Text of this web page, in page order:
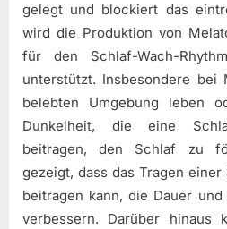
gelegt und blockiert das
wird die Produktion von
für den Schlaf-Wach-
unterstützt. Insbesondere
belebten Umgebung leben
Dunkelheit, die eine
beitragen, den Schlaf zu
gezeigt, dass das Tragen
beitragen kann, die Dauer
verbessern. Darüber hinaus